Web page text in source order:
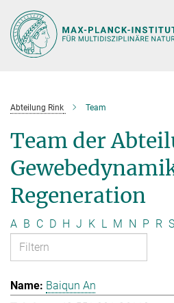
Hauptinhalt
Abteilung Rink Team
Team der
Regeneration
A B C D H J K L M N P R S
Baiqun An